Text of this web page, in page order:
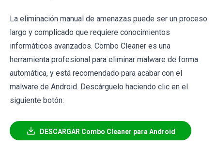
La eliminación manual de amenazas puede ser un proceso
largo y complicado que requiere conocimientos
informáticos avanzados. Combo Cleaner es una
herramienta profesional para eliminar malware de forma
automática, y está recomendado para acabar con el
malware de Android. Descárguelo haciendo clic en el
siguiente botón:
DESCARGAR Combo Cleaner para Android